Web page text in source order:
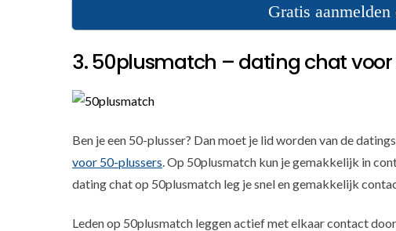
Gratis aanmelden
3. 50plusmatch – dating chat
Ben je een 50-plusser? Dan moet je lid worden van de
voor 50-plussers. Op 50plusmatch kun je gemakkelijk in
dating chat op 50plusmatch leg je snel en gemakkelijk
Leden op 50plusmatch leggen actief met elkaar contact